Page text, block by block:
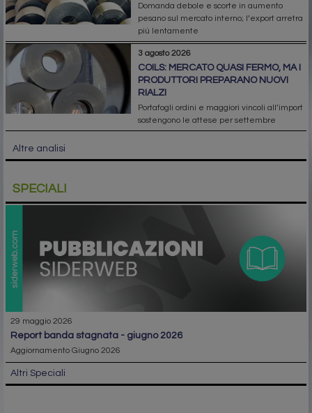
Domanda debole e scorte in aumento
pesano sul mercato interno; l’export arretra
più lentamente
3 agosto 2026
COILS: MERCATO QUASI FERMO, MA I
PRODUTTORI PREPARANO NUOVI
RIALZI
Portafogli ordini e maggiori vincoli all’import
sostengono le attese per settembre
Altre analisi
SPECIALI
29 maggio 2026
report banda stagnata - giugno 2026
Aggiornamento Giugno 2026
Altri Speciali